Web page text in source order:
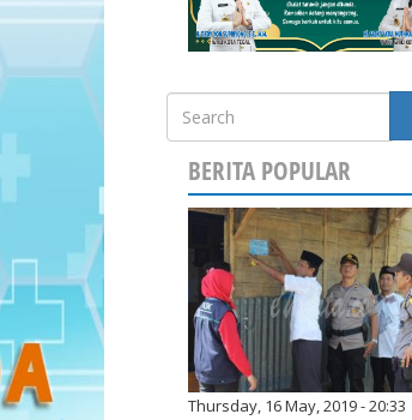
Search
BERITA POPULAR
Thursday, 16 May, 2019 - 20:33